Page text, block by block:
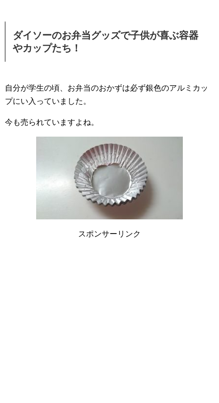
ダイソーのお弁当グッズで子供が喜ぶ容器
やカップたち！
自分が学生の頃、お弁当のおかずは必ず銀色のアルミカッ
プにい入っていました。
今も売られていますよね。
スポンサーリンク